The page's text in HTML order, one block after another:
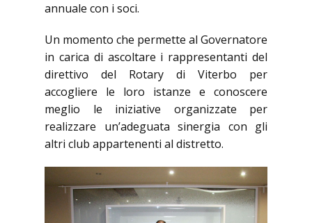
annuale con i soci.
Un momento che permette al Governatore
in carica di ascoltare i rappresentanti del
direttivo del Rotary di Viterbo per
accogliere le loro istanze e conoscere
meglio le iniziative organizzate per
realizzare un’adeguata sinergia con gli
altri club appartenenti al distretto.